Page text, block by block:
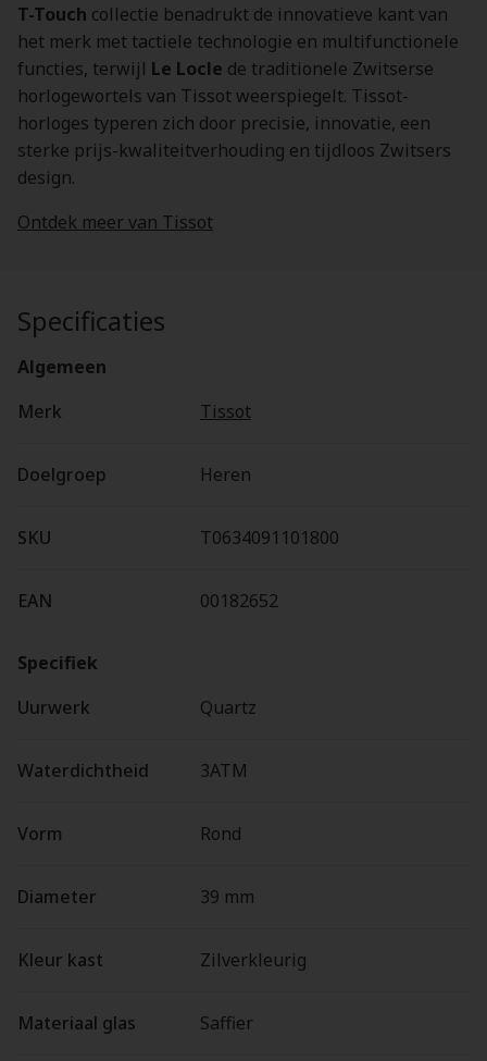
T-Touch collectie benadrukt de innovatieve kant van
het merk met tactiele technologie en multifunctionele
functies, terwijl Le Locle de traditionele Zwitserse
horlogewortels van Tissot weerspiegelt. Tissot-
horloges typeren zich door precisie, innovatie, een
sterke prijs-kwaliteitverhouding en tijdloos Zwitsers
design.
Ontdek meer van Tissot
Specificaties
Algemeen
Merk
Tissot
Doelgroep Heren
SKU T0634091101800
EAN 00182652
Specifiek
Uurwerk
Quartz
Waterdichtheid 3ATM
Vorm Rond
Diameter 39 mm
Kleur kast Zilverkleurig
Materiaal glas Saffier